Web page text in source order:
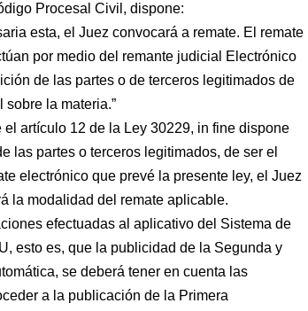
Procesal Civil, dispone:
esta, el Juez convocará a remate. El remate
por medio del remante judicial Electrónico
de las partes o de terceros legitimados de
la materia.”
artículo 12 de la Ley 30229, in fine dispone
las partes o terceros legitimados, de ser el
electrónico que prevé la presente ley, el Juez
la modalidad del remate aplicable.
efectuadas al aplicativo del Sistema de
esto es, que la publicidad de la Segunda y
se deberá tener en cuenta las
a la publicación de la Primera